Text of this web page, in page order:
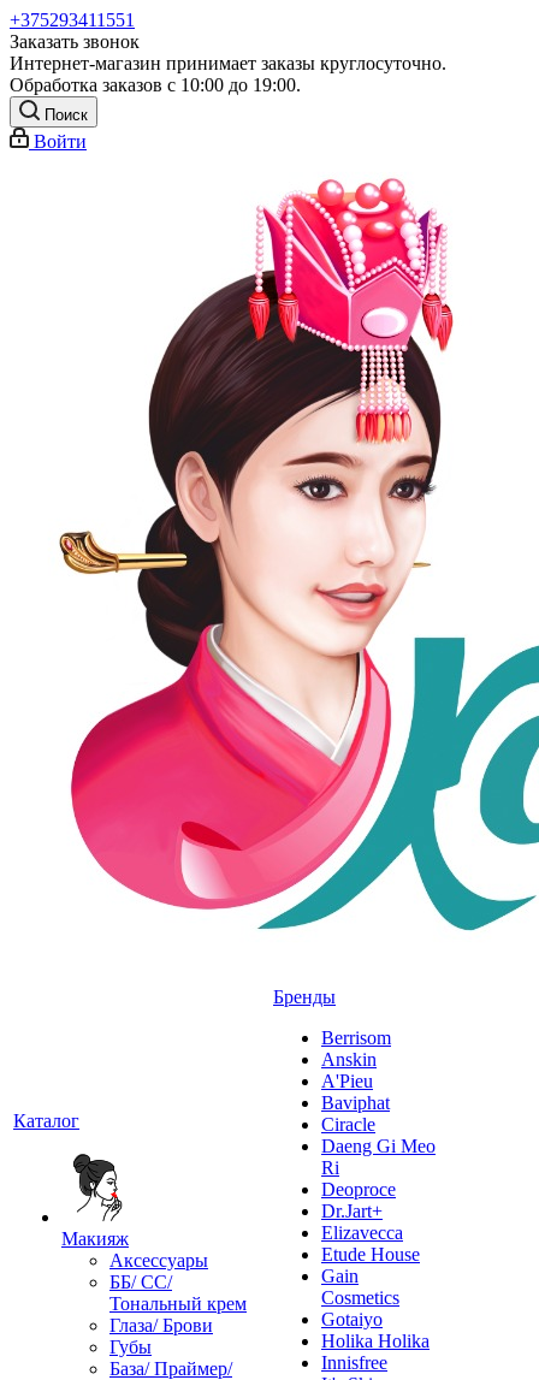
+375293411551
Заказать звонок
Интернет-магазин принимает заказы круглосуточно.
Обработка заказов с 10:00 до 19:00.
Поиск
Войти
Каталог
Макияж
Аксессуары
ББ/ СС/
Тональный крем
Глаза/ Брови
Губы
База/ Праймер/
Бренды
Berrisom
Anskin
A'Pieu
Baviphat
Ciracle
Daeng Gi Meo
Ri
Deoproce
Dr.Jart+
Elizavecca
Etude House
Gain
Cosmetics
Gotaiyo
Holika Holika
Innisfree